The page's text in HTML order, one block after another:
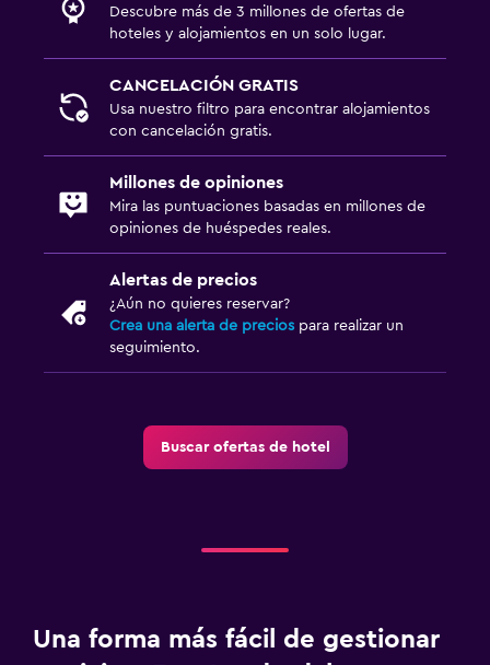
Descubre más de 3 millones de ofertas de
hoteles y alojamientos en un solo lugar.
CANCELACIÓN GRATIS
Usa nuestro filtro para encontrar alojamientos
con cancelación gratis.
Millones de opiniones
Mira las puntuaciones basadas en millones de
opiniones de huéspedes reales.
Alertas de precios
¿Aún no quieres reservar?
Crea una alerta de precios para realizar un
seguimiento.
Buscar ofertas de hotel
Una forma más fácil de gestionar